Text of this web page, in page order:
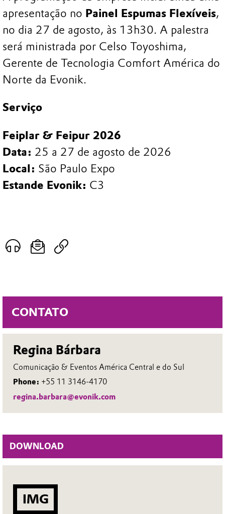
CONTATO
Regina Bárbara
Comunicação & Eventos América Central e do Sul
Phone: +55 11 3146-4170
regina.barbara@evonik.com
DOWNLOAD
IMG
apresentação no Painel Espumas Flexíveis,
no dia 27 de agosto, às 13h30. A palestra
será ministrada por Celso Toyoshima,
Gerente de Tecnologia Comfort América do
Norte da Evonik.
Serviço
Feiplar & Feipur 2026
Data: 25 a 27 de agosto de 2026
Local: São Paulo Expo
Estande Evonik: C3